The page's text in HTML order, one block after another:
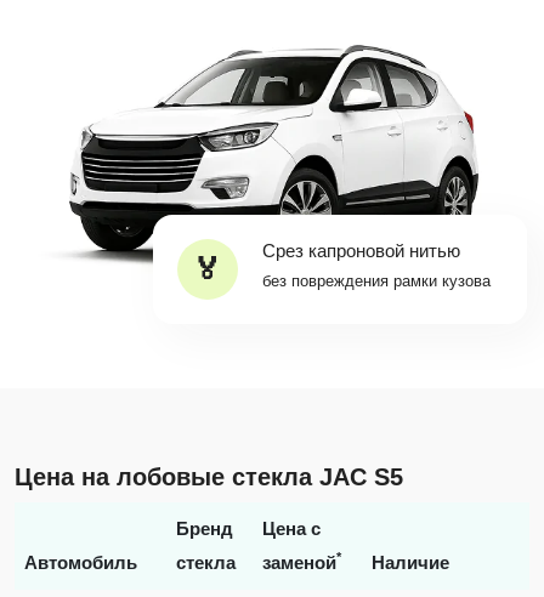
Срез капроновой нитью
без повреждения рамки кузова
Цена на лобовые стекла JAC S5
Автомобиль
Бренд
стекла
Цена с
заменой* Наличие